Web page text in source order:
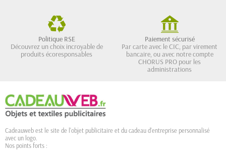
Politique RSE
Découvrez un choix incroyable de
produits écoresponsables
Paiement sécurisé
Par carte avec le CIC, par virement
bancaire, ou avec notre compte
CHORUS PRO pour les
administrations
Cadeauweb est le site de l'objet publicitaire et du cadeau d'entreprise personnalisé
avec un logo.
Nos points forts :